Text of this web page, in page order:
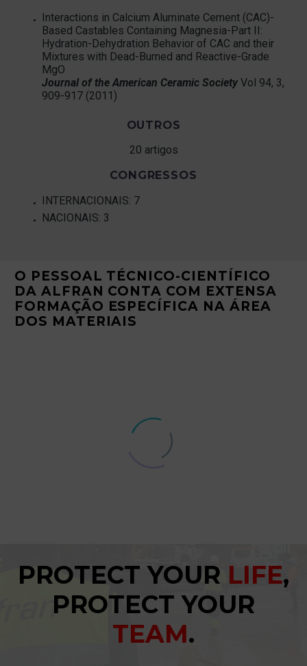
Interactions in Calcium Aluminate Cement (CAC)-
Based Castables Containing Magnesia-Part II:
Hydration-Dehydration Behavior of CAC and their
Mixtures with Dead-Burned and Reactive-Grade
MgO
Journal of the American Ceramic Society Vol 94, 3,
909-917 (2011)
OUTROS
20 artigos
CONGRESSOS
INTERNACIONAIS: 7
NACIONAIS: 3
O PESSOAL TÉCNICO-CIENTÍFICO
DA ALFRAN CONTA COM EXTENSA
FORMAÇÃO ESPECÍFICA NA ÁREA
DOS MATERIAIS
PROTECT YOUR LIFE,
PROTECT YOUR
TEAM.